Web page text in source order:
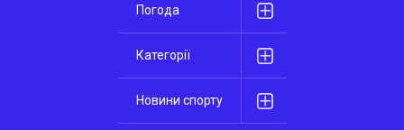
Погода
Категорії
Новини спорту